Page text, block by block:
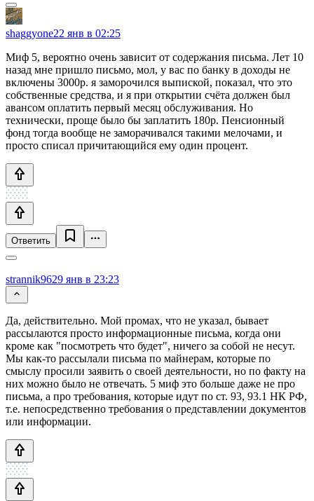
shaggyone22 янв в 02:25
Миф 5, вероятно очень зависит от содержания письма. Лет 10
назад мне пришло письмо, мол, у вас по банку в доходы не
включены 3000р. я заморочился выпиской, показал, что это
собственные средства, и я при открытии счёта должен был
авансом оплатить первый месяц обслуживания. Но
технически, проще было бы заплатить 180р. Пенсионный
фонд тогда вообще не заморачивался такими мелочами, и
просто списал причитающийся ему один процент.
Ответить
strannik9629 янв в 23:23
Да, действительно. Мой промах, что не указал, бывает
рассылаются просто информационные письма, когда они
кроме как "посмотреть что будет", ничего за собой не несут.
Мы как-то рассылали письма по майнерам, которые по
смыслу просили заявить о своей деятельности, но по факту на
них можно было не отвечать. 5 миф это больше даже не про
письма, а про требования, которые идут по ст. 93, 93.1 НК РФ,
т.е. непосредственно требования о представлении документов
или информации.